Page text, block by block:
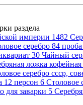
раздела
империи 1482
серебро 84 проба
30 Чайный
ложка кофейная
серебро ссср,
12 персон 6 Cтоловое
для заварки 5